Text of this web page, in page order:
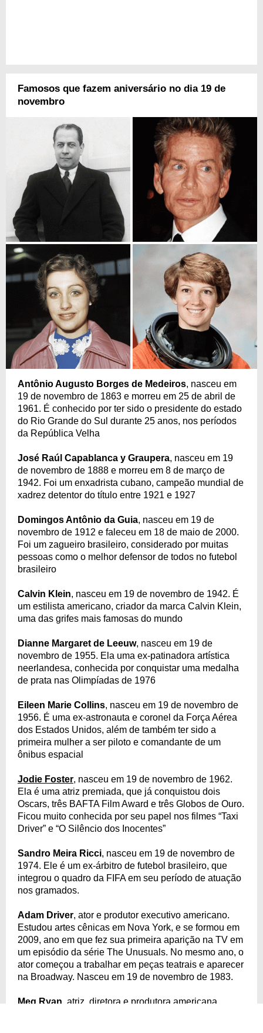
Famosos que fazem aniversário no dia 19 de
novembro
Antônio Augusto Borges de Medeiros, nasceu em
19 de novembro de 1863 e morreu em 25 de abril de
1961. É conhecido por ter sido o presidente do estado
do Rio Grande do Sul durante 25 anos, nos períodos
da República Velha
José Raúl Capablanca y Graupera, nasceu em 19
de novembro de 1888 e morreu em 8 de março de
1942. Foi um enxadrista cubano, campeão mundial de
xadrez detentor do título entre 1921 e 1927
Domingos Antônio da Guia, nasceu em 19 de
novembro de 1912 e faleceu em 18 de maio de 2000.
Foi um zagueiro brasileiro, considerado por muitas
pessoas como o melhor defensor de todos no futebol
brasileiro
Calvin Klein, nasceu em 19 de novembro de 1942. É
um estilista americano, criador da marca Calvin Klein,
uma das grifes mais famosas do mundo
Dianne Margaret de Leeuw, nasceu em 19 de
novembro de 1955. Ela uma ex-patinadora artística
neerlandesa, conhecida por conquistar uma medalha
de prata nas Olimpíadas de 1976
Eileen Marie Collins, nasceu em 19 de novembro de
1956. É uma ex-astronauta e coronel da Força Aérea
dos Estados Unidos, além de também ter sido a
primeira mulher a ser piloto e comandante de um
ônibus espacial
Jodie Foster, nasceu em 19 de novembro de 1962.
Ela é uma atriz premiada, que já conquistou dois
Oscars, três BAFTA Film Award e três Globos de Ouro.
Ficou muito conhecida por seu papel nos filmes “Taxi
Driver” e “O Silêncio dos Inocentes”
Sandro Meira Ricci, nasceu em 19 de novembro de
1974. Ele é um ex-árbitro de futebol brasileiro, que
integrou o quadro da FIFA em seu período de atuação
nos gramados.
Adam Driver, ator e produtor executivo americano.
Estudou artes cênicas em Nova York, e se formou em
2009, ano em que fez sua primeira aparição na TV em
um episódio da série The Unusuals. No mesmo ano, o
ator começou a trabalhar em peças teatrais e aparecer
na Broadway. Nasceu em 19 de novembro de 1983.
Meg Ryan , atriz, diretora e produtora americana.